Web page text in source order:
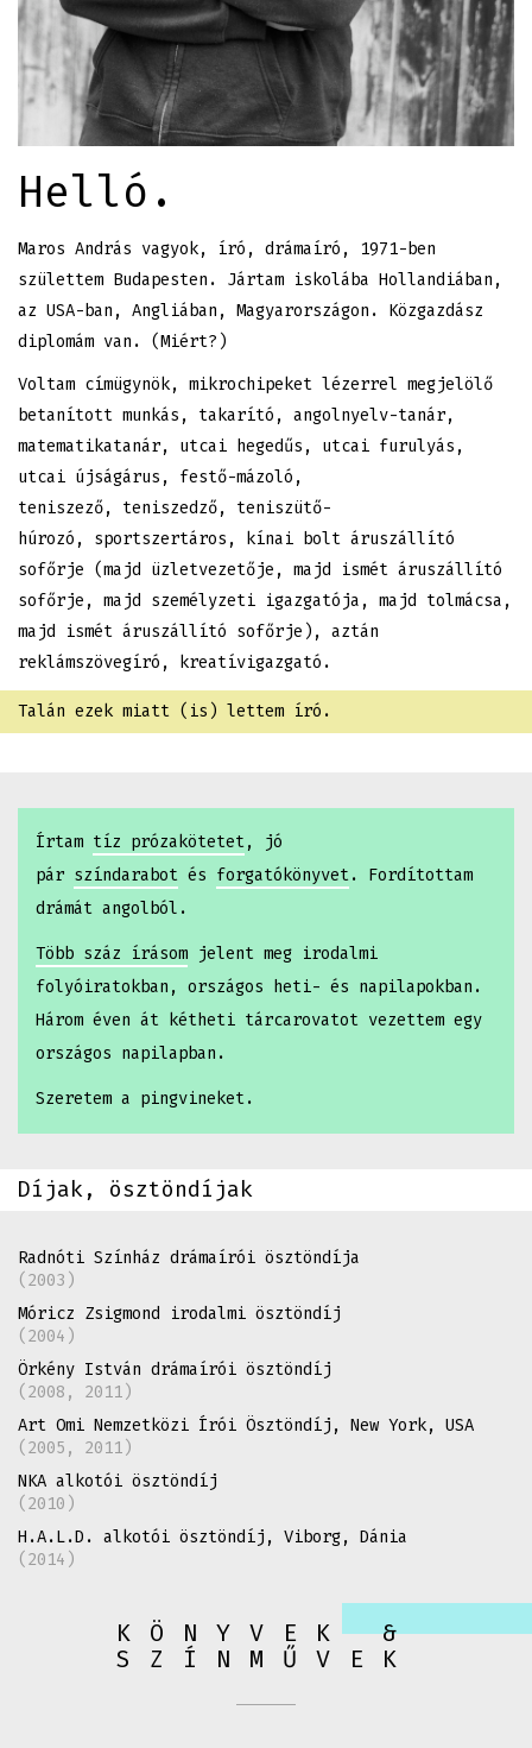
Helló.
Maros András vagyok, író, drámaíró, 1971-ben
születtem Budapesten. Jártam iskolába Hollandiában,
az USA-ban, Angliában, Magyarországon. Közgazdász
diplomám van. (Miért?)
Voltam címügynök, mikrochipeket lézerrel megjelölő
betanított munkás, takarító, angolnyelv-tanár,
matematikatanár, utcai hegedűs, utcai furulyás,
utcai újságárus, festő-mázoló,
teniszező, teniszedző, teniszütő-
húrozó, sportszertáros, kínai bolt áruszállító
sofőrje (majd üzletvezetője, majd ismét áruszállító
sofőrje, majd személyzeti igazgatója, majd tolmácsa,
majd ismét áruszállító sofőrje), aztán
reklámszövegíró, kreatívigazgató.
Talán ezek miatt (is) lettem író.
Írtam tíz prózakötetet, jó
pár színdarabot és forgatókönyvet. Fordítottam
drámát angolból.
Több száz írásom jelent meg irodalmi
folyóiratokban, országos heti- és napilapokban.
Három éven át kétheti tárcarovatot vezettem egy
országos napilapban.
Szeretem a pingvineket.
Díjak, ösztöndíjak
Radnóti Színház drámaírói ösztöndíja
2003
Móricz Zsigmond irodalmi ösztöndíj
2004
Örkény István drámaírói ösztöndíj
2008, 2011
Art Omi Nemzetközi Írói Ösztöndíj, New York, USA
2005, 2011
NKA alkotói ösztöndíj
2010
H.A.L.D. alkotói ösztöndíj, Viborg, Dánia
2014
KÖNYVEK &
SZÍNMŰVEK